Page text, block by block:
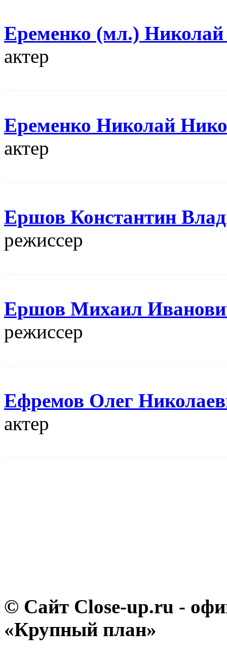
Еременко (мл.)
актер
Еременко Николай
актер
Ершов Константин
режисcер
Ершов Михаил
режисcер
Ефремов Олег
актер
© Сайт Close-up.ru -
«Крупный план»